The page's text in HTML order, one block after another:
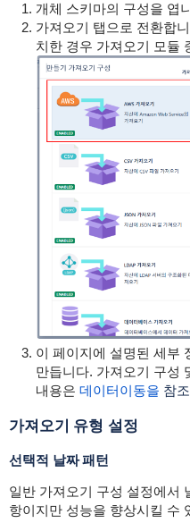
개체 스키마의 구성을 엽
가져오기 탭으로 전환합
치한 경우 가져오기 모듈
이 페이지에 설명된 세부
만듭니다. 가져오기 구성
내용은 데이터이동을 참
가져오기 유형 설정
선택적 날짜 패턴
일반 가져오기 구성 설정에서
항이지만 성능을 향상시킬 수